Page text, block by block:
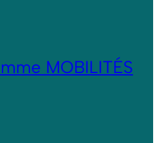
MOBILITÉS